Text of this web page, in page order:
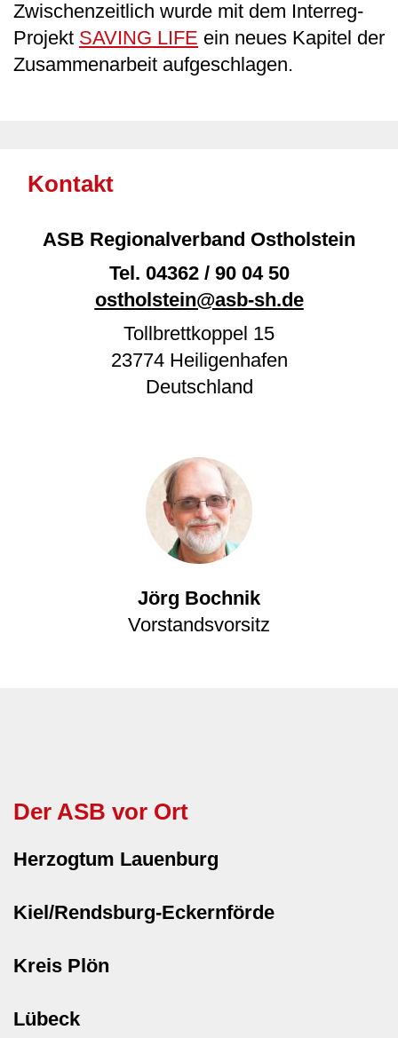
Zwischenzeitlich wurde mit dem Interreg-
Projekt SAVING LIFE ein neues Kapitel der
Zusammenarbeit aufgeschlagen.
Kontakt
ASB Regionalverband Ostholstein
Tel. 04362 / 90 04 50
ostholstein@asb-sh.de
Tollbrettkoppel 15
23774 Heiligenhafen
Deutschland
Jörg Bochnik
Vorstandsvorsitz
Der ASB vor Ort
Herzogtum Lauenburg
Kiel/Rendsburg-Eckernförde
Kreis Plön
Lübeck